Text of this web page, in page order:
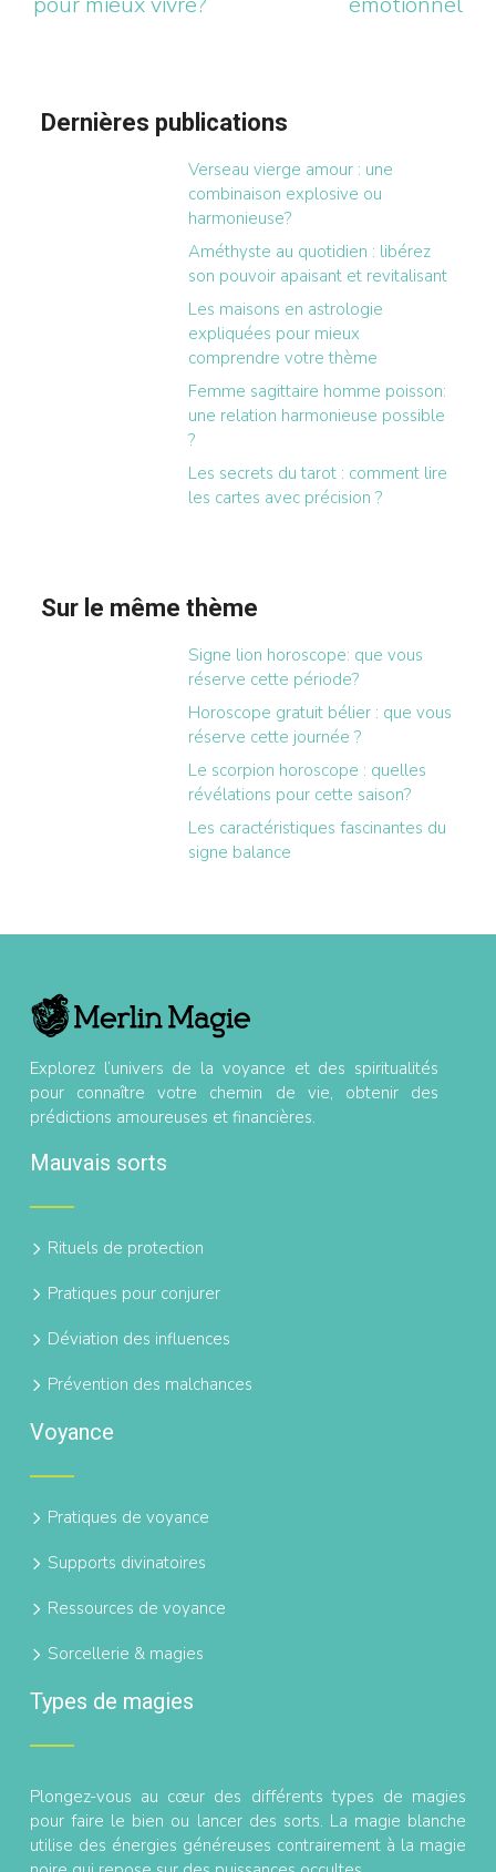
Dernières publications
Verseau vierge amour : une
combinaison explosive ou
harmonieuse?
Améthyste au quotidien : libérez
son pouvoir apaisant et revitalisant
Les maisons en astrologie
expliquées pour mieux
comprendre votre thème
Femme sagittaire homme poisson:
une relation harmonieuse possible
?
Les secrets du tarot : comment lire
les cartes avec précision ?
Sur le même thème
Signe lion horoscope: que vous
réserve cette période?
Horoscope gratuit bélier : que vous
réserve cette journée ?
Le scorpion horoscope : quelles
révélations pour cette saison?
Les caractéristiques fascinantes du
signe balance
Explorez l’univers de la voyance et des spiritualités
pour connaître votre chemin de vie, obtenir des
prédictions amoureuses et financières.
Mauvais sorts
Rituels de protection
Pratiques pour conjurer
Déviation des influences
Prévention des malchances
Voyance
Pratiques de voyance
Supports divinatoires
Ressources de voyance
Sorcellerie & magies
Types de magies
Plongez-vous au cœur des différents types de magies
pour faire le bien ou lancer des sorts. La magie blanche
utilise des énergies généreuses contrairement à la magie